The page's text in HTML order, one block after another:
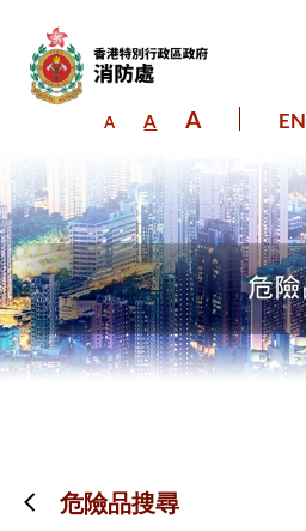
A A A EN
危險品搜尋